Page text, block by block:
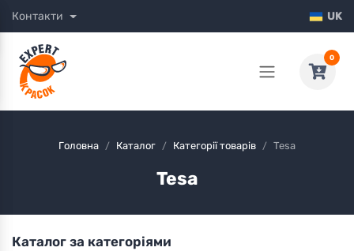
Контакти UK
0
Головна Каталог Категорії товарів Tesa
Tesa
Каталог за категоріями